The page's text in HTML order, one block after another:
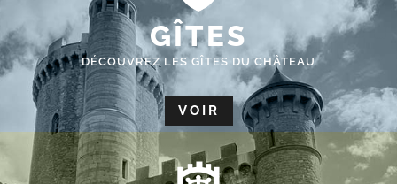
GÎTES
DÉCOUVREZ LES GÎTES DU CHÂTEAU
VOIR